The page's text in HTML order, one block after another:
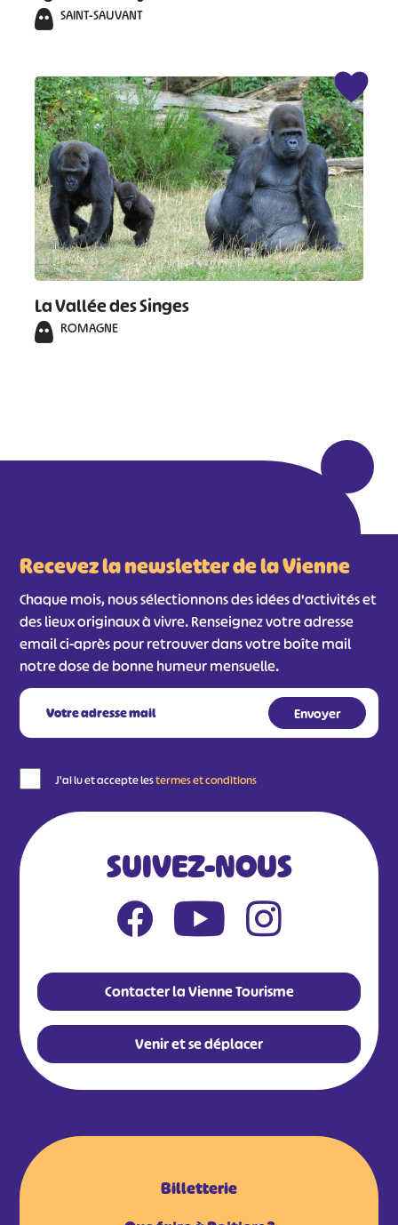
SAINT-SAUVANT
La Vallée des Singes
ROMAGNE
Recevez la newsletter de la Vienne
Chaque mois, nous sélectionnons des idées d'activités et
des lieux originaux à vivre. Renseignez votre adresse
email ci-après pour retrouver dans votre boîte mail
notre dose de bonne humeur mensuelle.
J'ai lu et accepte lestermes et conditions
SUIVEZ-NOUS
Contacter la Vienne Tourisme
Venir et se déplacer
Billetterie